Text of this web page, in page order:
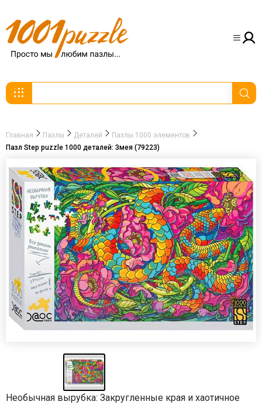
Главная Пазлы Деталей
Пазлы 1000 элементов
Пазл Step puzzle 1000 деталей: Змея (79223)
Необычная вырубка: Закругленные края и хаотичное